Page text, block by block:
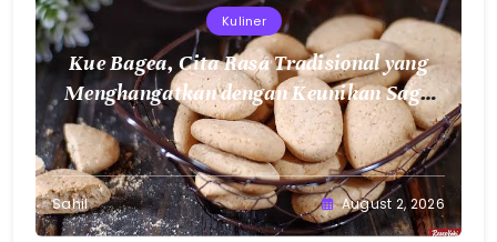
Kuliner
Kue Bagea, Cita Rasa Tradisional yang
Menghangatkan dengan Keunikan Sagu
Nusantara
Sahil August 2, 2026